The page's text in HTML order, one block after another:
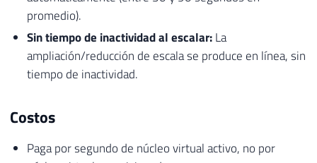
promedio).
Sin tiempo de inactividad al escalar:La
ampliación/reducción de escala se produce en línea, sin
tiempo de inactividad.
Costos
Paga por segundo de núcleo virtual activo, no por